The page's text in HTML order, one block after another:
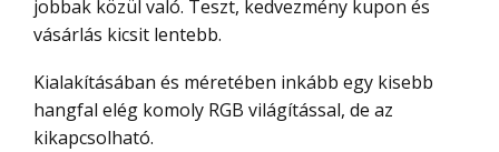
jobbak közül való. Teszt, kedvezmény kupon és
vásárlás kicsit lentebb.
Kialakításában és méretében inkább egy kisebb
hangfal elég komoly RGB világítással, de az
kikapcsolható.